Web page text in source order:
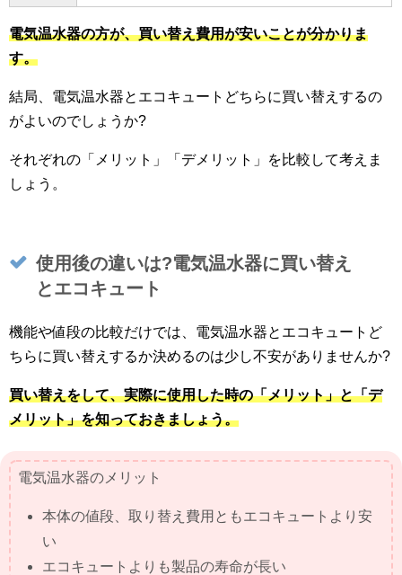
電気温水器の方が、買い替え費用が安いことが分かりま
す。
結局、電気温水器とエコキュートどちらに買い替えするの
がよいのでしょうか?
それぞれの「メリット」「デメリット」を比較して考えま
しょう。
使用後の違いは?電気温水器に買い替え
とエコキュート
機能や値段の比較だけでは、電気温水器とエコキュートど
ちらに買い替えするか決めるのは少し不安がありませんか?
買い替えをして、実際に使用した時の「メリット」と「デ
メリット」を知っておきましょう。
電気温水器のメリット
本体の値段、取り替え費用ともエコキュートより安
い
エコキュートよりも製品の寿命が長い